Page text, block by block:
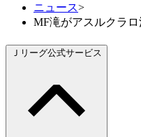
ニュース>
MF滝がアスルクラロ
Ｊリーグ公式サービス